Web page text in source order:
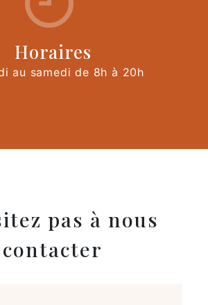
Horaires
au samedi de 8h à 20h
pas à nous
contacter